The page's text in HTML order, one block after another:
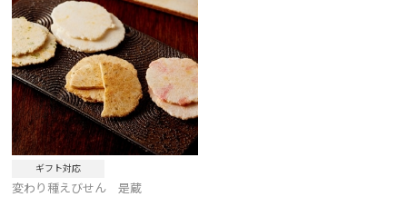
ギフト対応
変わり種えびせん 是蔵